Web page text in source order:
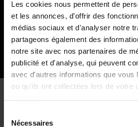
Les cookies nous permettent de
et les annonces, d'offrir des
médias sociaux et d'analyser notre
partageons également des
notre site avec nos partenaires de
publicité et d'analyse, qui peuvent
avec d'autres informations que vous
ou qu'ils ont collectées lors de votre
Nécessaires
Témoignages d'autres
barbecue